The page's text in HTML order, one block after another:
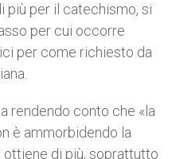
più per il catechismo, si
per cui occorre
per come richiesto da
rendendo conto che «la
è ammorbidendo la
di più, soprattutto